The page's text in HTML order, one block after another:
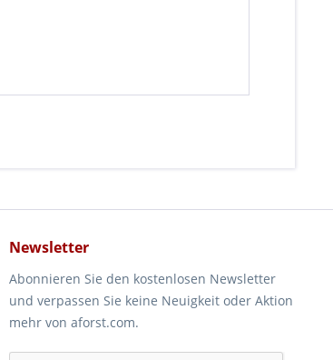
Newsletter
Abonnieren Sie den kostenlosen Newsletter
und verpassen Sie keine Neuigkeit oder Aktion
mehr von aforst.com.